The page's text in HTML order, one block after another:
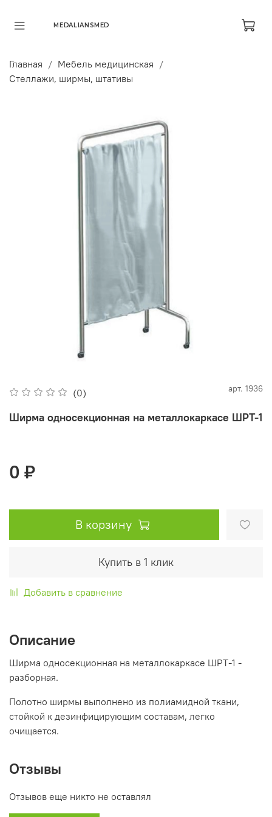
MEDALIANSMED
Главная
Мебель медицинская
Стеллажи, ширмы, штативы
(0) арт. 1936
Ширма односекционная на металлокаркасе ШРТ-1
0 ₽
В корзину
Купить в 1 клик
Добавить в сравнение
Описание
Ширма односекционная на металлокаркасе ШРТ-1 -
разборная.
Полотно ширмы выполнено из полиамидной ткани,
стойкой к дезинфицирующим составам, легко
очищается.
Отзывы
Отзывов еще никто не оставлял